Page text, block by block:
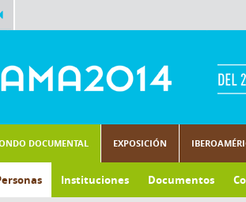
DOCUMENTAL EXPOSICIÓN
Instituciones Documentos